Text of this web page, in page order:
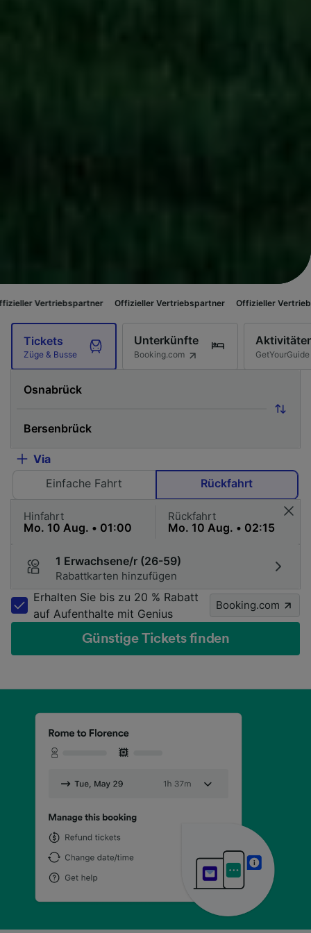
Offizieller Vertriebspartner Offizieller Vertriebspartner
Tickets
Züge & Busse
Unterkünfte
Booking.com GetYourGuide
Via
Einfache Fahrt
Rückfahrt
Hinfahrt Rückfahrt
1 Erwachsene/r (26-59)
Rabattkarten hinzufügen
Erhalten Sie bis zu 20 % Rabatt
auf Aufenthalte mit Genius
Booking.com
Günstige Tickets finden